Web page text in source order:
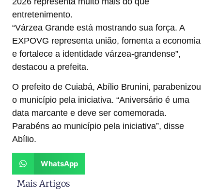
entretenimento.
“Várzea Grande está mostrando sua força. A
EXPOVG representa união, fomenta a economia
e fortalece a identidade várzea-grandense”,
destacou a prefeita.
O prefeito de Cuiabá, Abílio Brunini, parabenizou
o município pela iniciativa. “Aniversário é uma
data marcante e deve ser comemorada.
Parabéns ao município pela iniciativa”, disse
Abílio.
WhatsApp
Mais Artigos